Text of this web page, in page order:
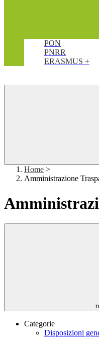
PON
PNRR
ERASMUS +
Home >
Amministrazione
Categorie
Disposizioni